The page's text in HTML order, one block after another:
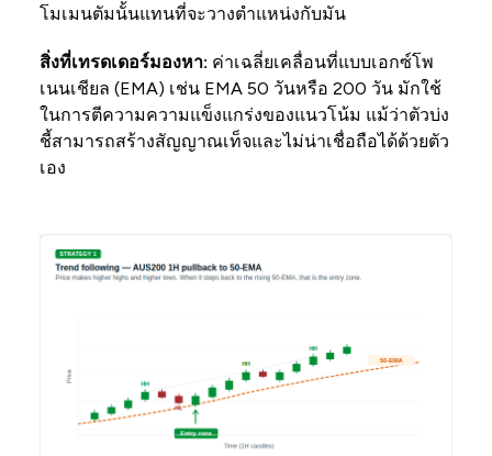
โมเมนตัมนั้นแทนที่จะวางตำแหน่งกับมัน
สิ่งที่เทรดเดอร์มองหา: ค่าเฉลี่ยเคลื่อนที่แบบเอกซ์โพ
เนนเชียล (EMA) เช่น EMA 50 วันหรือ 200 วัน มักใช้
ในการตีความความแข็งแกร่งของแนวโน้ม แม้ว่าตัวบ่ง
ชี้สามารถสร้างสัญญาณเท็จและไม่น่าเชื่อถือได้ด้วยตัว
เอง